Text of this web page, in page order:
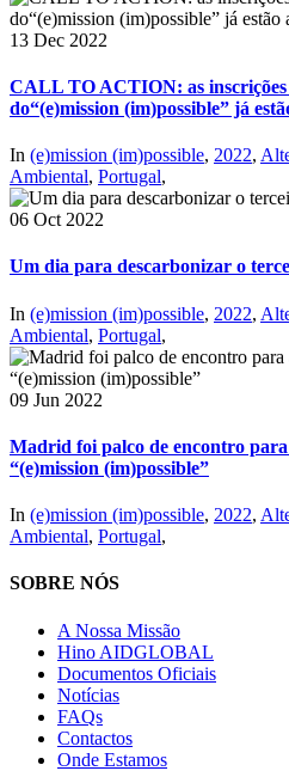
13 Dec 2022
CALL TO ACTION: as
do“(e)mission (im)possible” já
In (e)mission (im)possible, 2022,
Ambiental, Portugal,
06 Oct 2022
Um dia para descarbonizar o
In (e)mission (im)possible, 2022,
Ambiental, Portugal,
09 Jun 2022
Madrid foi palco de encontro
“(e)mission (im)possible”
In (e)mission (im)possible, 2022,
Ambiental, Portugal,
SOBRE NÓS
A Nossa Missão
Hino AIDGLOBAL
Documentos Oficiais
Notícias
FAQs
Contactos
Onde Estamos